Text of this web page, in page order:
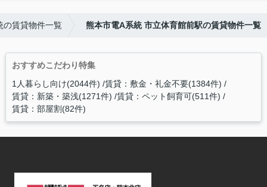
の賃貸物件一覧 熊本市電A系統 市立体育館前駅の賃貸物件一覧
おすすめこだわり特集
1人暮らし向け(2044件) 賃貸：敷金・礼金不要(1384件)
賃貸：新築・築浅(1271件) 賃貸：ペット飼育可(511件)
賃貸：部屋割(82件)